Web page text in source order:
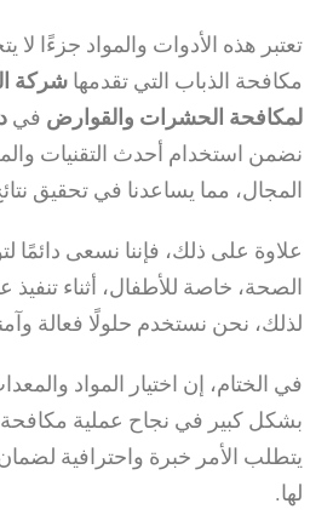
تعتبر هذه الأدوات والمواد جزءًا لا
مكافحة الذباب التي تقدمها شركة
لمكافحة الحشرات والقوارض في
نضمن استخدام أحدث التقنيات
المجال، مما يساعدنا في تحقيق
علاوة على ذلك، فإننا نسعى دائمًا
الصحة، خاصة للأطفال، أثناء تنفيذ
لذلك، نحن نستخدم حلولًا فعالة
في الختام، إن اختيار المواد
بشكل كبير في نجاح عملية مكافحة
يتطلب الأمر خبرة واحترافية
لها.